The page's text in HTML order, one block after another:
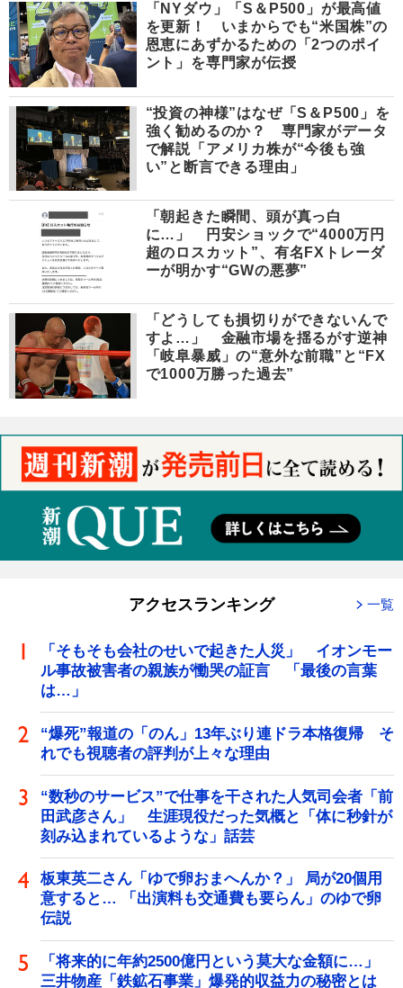
「NYダウ」「S＆P500」が最高値
を更新！ いまからでも“米国株”の
恩恵にあずかるための「2つのポイ
ント」を専門家が伝授
“投資の神様”はなぜ「S＆P500」を
強く勧めるのか？ 専門家がデータ
で解説「アメリカ株が“今後も強
い”と断言できる理由」
「朝起きた瞬間、頭が真っ白
に…」 円安ショックで“4000万円
超のロスカット”、有名FXトレーダ
ーが明かす“GWの悪夢”
「どうしても損切りができないんで
すよ…」 金融市場を揺るがす逆神
「岐阜暴威」の“意外な前職”と“FX
で1000万勝った過去”
アクセスランキング 一覧
「そもそも会社のせいで起きた人災」 イオンモー
ル事故被害者の親族が慟哭の証言 「最後の言葉
は…」
“爆死”報道の「のん」13年ぶり連ドラ本格復帰 そ
れでも視聴者の評判が上々な理由
“数秒のサービス”で仕事を干された人気司会者「前
田武彦さん」 生涯現役だった気概と「体に秒針が
刻み込まれているような」話芸
板東英二さん「ゆで卵おまへんか？」 局が20個用
意すると… 「出演料も交通費も要らん」のゆで卵
伝説
「将来的に年約2500億円という莫大な金額に…」
三井物産「鉄鉱石事業」爆発的収益力の秘密とは